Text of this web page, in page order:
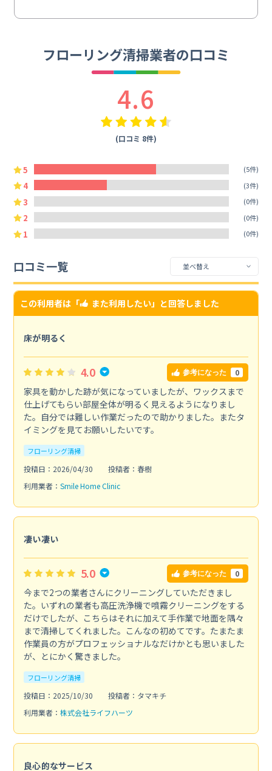
フローリング清掃業者の口コミ
4.6
(口コミ 8件)
5 (5件)
4 (3件)
3 (0件)
2 (0件)
1 (0件)
口コミ一覧
この利用者は「 また利用したい」と回答しました
床が明るく
4.0 参考になった 0
家具を動かした跡が気になっていましたが、ワックスまで
仕上げてもらい部屋全体が明るく見えるようになりまし
た。自分では難しい作業だったので助かりました。またタ
イミングを見てお願いしたいです。
フローリング清掃
投稿日：2026/04/30
投稿者：春樹
利用業者： Smile Home Clinic
凄い凄い
5.0 参考になった 0
今まで2つの業者さんにクリーニングしていただきまし
た。いずれの業者も高圧洗浄機で噴霧クリーニングをする
だけでしたが、こちらはそれに加えて手作業で地面を隅々
まで清掃してくれました。こんなの初めてです。たまたま
作業員の方がプロフェッショナルなだけかとも思いました
が、とにかく驚きました。
フローリング清掃
投稿日：2025/10/30
投稿者：タマキチ
利用業者： 株式会社ライフハーツ
良心的なサービス